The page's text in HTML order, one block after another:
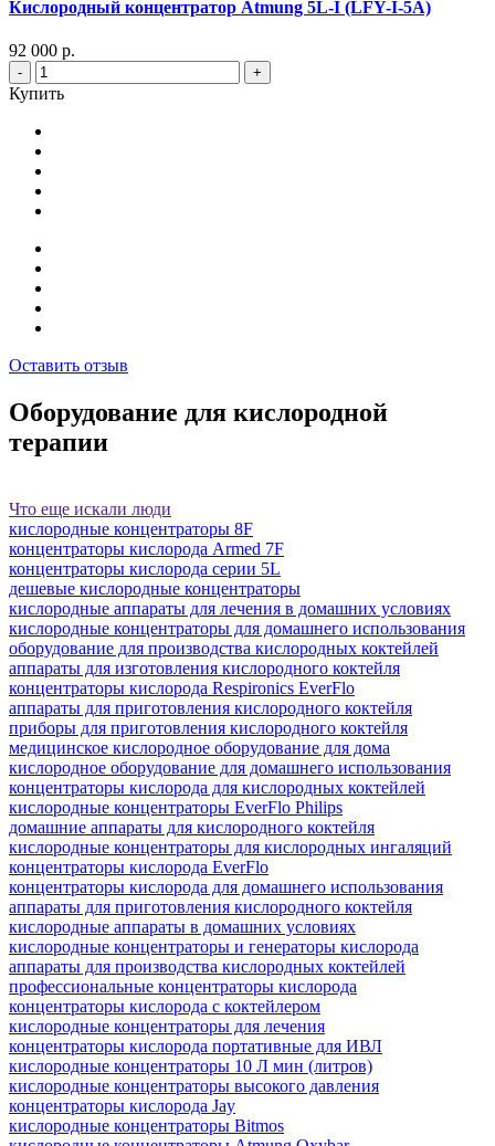
Кислородный концентратор Atmung 5L-I (LFY-I-5A)
92 000 р.
- +
Купить
Оставить отзыв
Оборудование для кислородной
терапии
Что еще искали люди
кислородные концентраторы 8F
концентраторы кислорода Armed 7F
концентраторы кислорода серии 5L
дешевые кислородные концентраторы
кислородные аппараты для лечения в домашних условиях
кислородные концентраторы для домашнего использования
оборудование для производства кислородных коктейлей
аппараты для изготовления кислородного коктейля
концентраторы кислорода Respironics EverFlo
аппараты для приготовления кислородного коктейля
приборы для приготовления кислородного коктейля
медицинское кислородное оборудование для дома
кислородное оборудование для домашнего использования
концентраторы кислорода для кислородных коктейлей
кислородные концентраторы EverFlo Philips
домашние аппараты для кислородного коктейля
кислородные концентраторы для кислородных ингаляций
концентраторы кислорода EverFlo
концентраторы кислорода для домашнего использования
аппараты для приготовления кислородного коктейля
кислородные аппараты в домашних условиях
кислородные концентраторы и генераторы кислорода
аппараты для производства кислородных коктейлей
профессиональные концентраторы кислорода
концентраторы кислорода c коктейлером
кислородные концентраторы для лечения
концентраторы кислорода портативные для ИВЛ
кислородные концентраторы 10 Л мин (литров)
кислородные концентраторы высокого давления
концентраторы кислорода Jay
кислородные концентраторы Bitmos